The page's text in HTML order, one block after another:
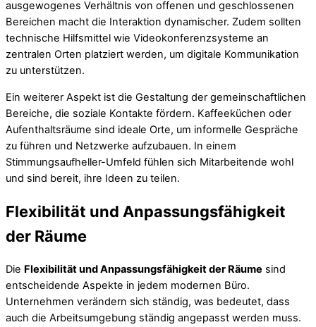
ausgewogenes Verhältnis von offenen und geschlossenen
Bereichen macht die Interaktion dynamischer. Zudem sollten
technische Hilfsmittel wie Videokonferenzsysteme an
zentralen Orten platziert werden, um digitale Kommunikation
zu unterstützen.
Ein weiterer Aspekt ist die Gestaltung der gemeinschaftlichen
Bereiche, die soziale Kontakte fördern. Kaffeeküchen oder
Aufenthaltsräume sind ideale Orte, um informelle Gespräche
zu führen und Netzwerke aufzubauen. In einem
Stimmungsaufheller-Umfeld fühlen sich Mitarbeitende wohl
und sind bereit, ihre Ideen zu teilen.
Flexibilität und Anpassungsfähigkeit
der Räume
Die Flexibilität und Anpassungsfähigkeit der Räume sind
entscheidende Aspekte in jedem modernen Büro.
Unternehmen verändern sich ständig, was bedeutet, dass
auch die Arbeitsumgebung ständig angepasst werden muss.